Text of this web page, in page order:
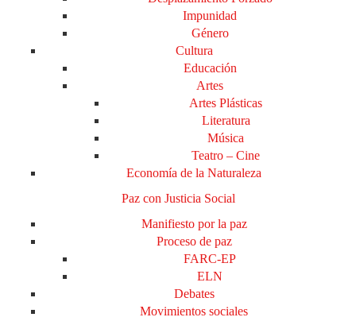
Impunidad
Género
Cultura
Educación
Artes
Artes Plásticas
Literatura
Música
Teatro – Cine
Economía de la Naturaleza
Paz con Justicia Social
Manifiesto por la paz
Proceso de paz
FARC-EP
ELN
Debates
Movimientos sociales